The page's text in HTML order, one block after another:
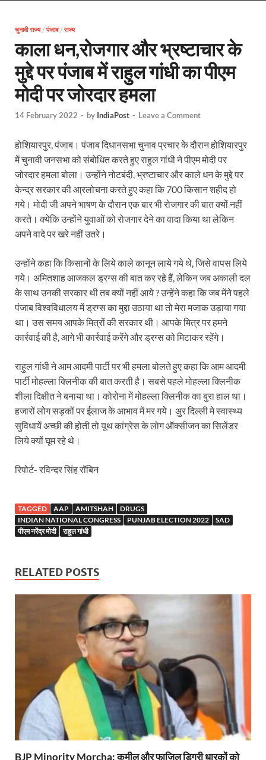
EV Charging Station: यूपी में 238 नए पब्लिक ईवी
Pateshwari Drvi: मुख्यमंत्री योगी आदित्यनाथ ने किए मां
Uttarakhand Female Boxer: मुख्यमंत्री धामी से मिलीं
Bharat Tex 2026: टेक्सटाइल निवेश के प्रमुख गंतव्य के
Shri Ram Mandir: श्रीराम मंदिर चढ़ावा चोरी के
CM Yogi Barabanki Visit: मुख्यमंत्री योगी आदित्यनाथ
The Kshitij Show: द क्षितिज शो में पहुंचे जुयाल और
West Bengal Rajya Sabha By-Election: चुनाव
Shri Kashi Vishwanath Mandir: उत्तरकाशी में CM
Dr.Teejan Bai: विश्वविख्यात पंडवानी गायिका, पद्म
Khatipura Mega Coach Care Terminal: खातीपुरा में
Sundarpura Railway Station: खाटू श्याम जी के भक्तो
Jan-Jan Ki Sarkar Abhiyan: 4 जुलाई से फिर शुरु होगा
आ गई यूपी बीजेपी संगठन की लिस्ट, देखिए कौन-कौन है इस
Chhattisgarh UCC: छत्तीसगढ़ में UCC का खाका तैयार
संयुक्त निदेशक के एस चौहान ने मुख्यमंत्री को भेंट की अपनी
पीएम मोदी के संबोधन की बड़ी बातें
Modern Composite Sleepers: एआई की मदद से ट्रैक
Char Dham Yatra Action Plan: चारधाम यात्रा-
Katra Banihal Special Train: कटरा – बनिहाल के
Aerial Survey: सीएम योगी के निर्देश पर उप मुख्यमंत्री व
Ancient Manuscripts: वैश्विक मंच तक पहुंचेगा भारतीय
Big Blueprint for Bastar: बस्तर के लिए बड़ा ब्लूप्रिंट:
Bhartendu Natya Akadami: मुख्यमंत्री ने देखी ‘आनंद
चुनावी राज्य/ पंजाब/ राज्य
काला धन,रोजगार और भ्रष्टाचार के
मुद्दे पर पंजाब में राहुल गांधी का पीएम
मोदी पर जोरदार हमला
14 February 2022 - by IndiaPost - Leave a Comment
होशियारपुर, पंजाब। पंजाब दिधानसभा चुनाव प्रचार के दौरान होशियारपुर
में चुनावी जनसभा को संबोधित करते हुए राहुल गांधी ने पीएम मोदी पर
जोरदार हमला बोला। उन्होंने नोटबंदी, भ्रष्टाचार और काले धन के मुद्दे पर
केन्द्र सरकार की आ्रलोचना करते हुए कहा कि 700 किसान शहीद हो
गये। मोदी जी अपने भाषण के दौरान एक बार भी रोजगार की बात क्यों नहीं
करते। क्येकि उन्होंने युवाओं को रोजगार देने का वादा किया था लेकिन
अपने वादे पर खरे नहीं उतरे।
उन्होंने कहा कि किसानों के लिये काले कानून लाये गये थे, जिसे वापस लिये
गये। अमितशाह आजकल ड्रग्स की बात कर रहे हैं, लेकिन जब अकाली दल
के साथ उनकी सरकार थी तब क्यों नहीं आये ? उन्हेंने कहा कि जब मेंने पहले
पंजाब विश्वविधालय में ड्रग्स का मुद्दा उठाया था तो मेरा मजाक उड़ाया गया
था। उस समय आपके मित्रों की सरकार थी। आपके मित्र पर हमने
कार्रवाई की है, आगे भी कार्रवाई करेंगे और ड्रग्स को मिटाकर रहेंगे।
राहुल गांधी ने आम आदमी पार्टी पर भी हमला बोलते हुए कहा कि आम आदमी
पार्टी मोहल्ला क्लिनीक की बात करती है। सबसे पहले मोहल्ला क्लिनीक
शीला दिक्षीत ने बनाया था। कोरोना में मोहल्ला क्लिनीक का बुरा हाल था।
हजारों लोग सड़कों पर ईलाज के आभाव में मर गये। अुर दिल्ली मे स्वास्थ्य
सुविधायें अच्छी की होती तो यूथ कांग्रेस के लोग ऑक्सीजन का सिलेंडर
लिये क्यों घूम रहे थे।
रिपोर्ट- रविन्दर सिंह रॉबिन
TAGGED AAP AMITSHAH
DRUGS
INDIAN NATIONAL CONGRESS
PUNJAB ELECTION 2022
SAD
पीएम नरेंद्र मोदी
राहुल गांधी
RELATED POSTS
BJP Minority Morcha: कमील और फाजिल डिग्री धारकों को